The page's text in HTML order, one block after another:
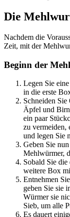
Die
Nachdem die
Zeit, mit der
Beginn der
Legen Sie
in die erste
Schneiden
Äpfel und
ein paar
zu vermeiden,
und legen Sie
Geben Sie
Mehlwürmer,
Sobald Sie die
weitere Box
Entnehmen
geben Sie sie
Würmer sie
Sieb, um alle
Es dauert